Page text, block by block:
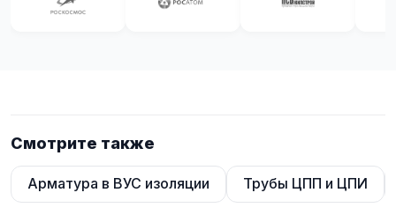
Смотрите также
Арматура в ВУС изоляции Трубы ЦПП и ЦПИ